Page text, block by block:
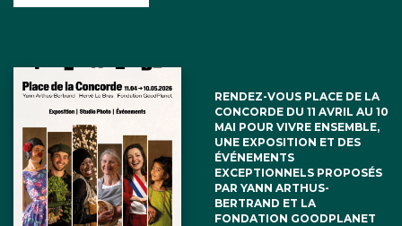
RENDEZ-VOUS PLACE DE LA
CONCORDE DU 11 AVRIL AU 10
MAI POUR VIVRE ENSEMBLE,
UNE EXPOSITION ET DES
ÉVÉNEMENTS
EXCEPTIONNELS PROPOSÉS
PAR YANN ARTHUS-
BERTRAND ET LA
FONDATION GOODPLANET